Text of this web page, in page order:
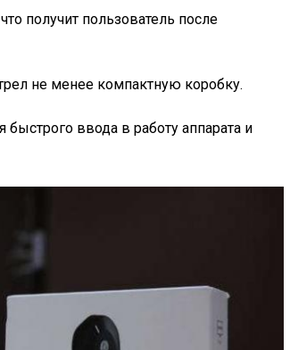
получит пользователь после
не менее компактную коробку.
ввода в работу аппарата и